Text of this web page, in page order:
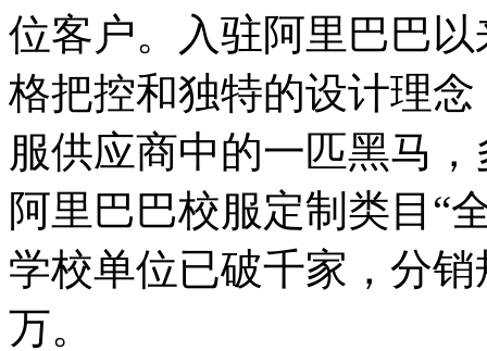
位客户。入驻阿里巴巴
格把控和独特的设计理
服供应商中的一匹黑马
阿里巴巴校服定制类目“
学校单位已破千家，分
万。